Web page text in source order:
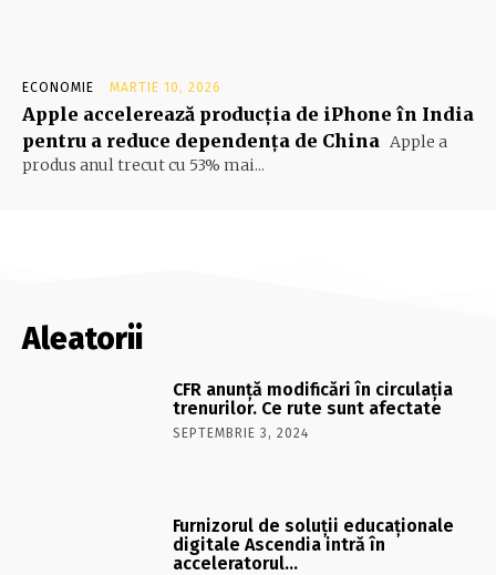
ECONOMIE MARTIE 10, 2026
Apple accelerează producția de iPhone în India
pentru a reduce dependența de China Apple a
produs anul trecut cu 53% mai...
Aleatorii
CFR anunţă modificări în circulaţia
trenurilor. Ce rute sunt afectate
SEPTEMBRIE 3, 2024
Furnizorul de soluţii educaţionale
digitale Ascendia intră în
acceleratorul…